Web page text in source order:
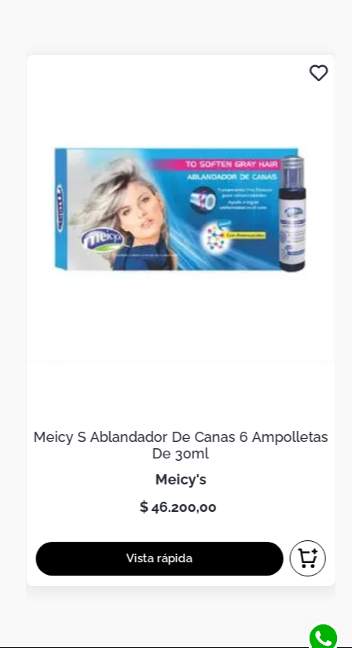
Meicy S Ablandador De Canas 6 Ampolletas
De 30ml
meicy's
$46.200,00